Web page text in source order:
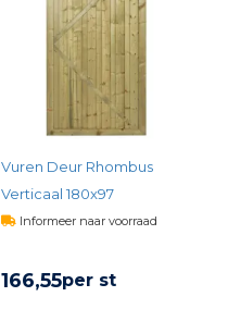
Vuren Deur Rhombus
Verticaal 180x97
Informeer naar voorraad
166,55per st